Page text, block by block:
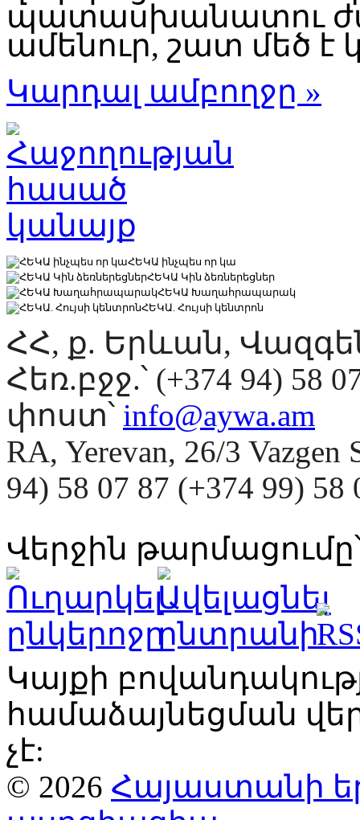
պատասխանատու
ամենուր, շատ մեծ է
Կարդալ ամբողջը »
ՀԵԿԱ ինչպես որ կա
ՀԵԿԱ Կին ձեռներեցներ
ՀԵԿԱ Խաղահրապարակ
ՀԵԿԱ. Հույսի կենտրոն
ՀՀ, ք. Երևան,
Հեռ.բջջ.՝ (+374 94) 58
փոստ՝ info@aywa.am
RA, Yerevan, 26/3
94) 58 07 87 (+374 99)
Վերջին
Կայքի
համաձայնեցման
չէ:
© 2026 Հայաստանի